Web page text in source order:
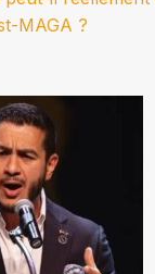
MAGA ?